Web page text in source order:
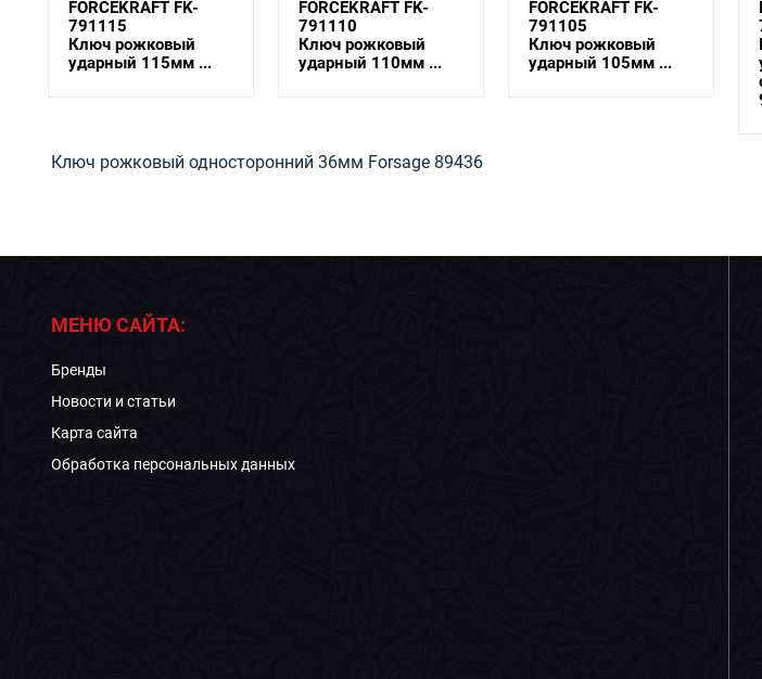
FORCEKRAFT FK-
791110
Ключ рожковый
ударный 110мм ...
FORCEKRAFT FK-
791105
Ключ рожковый
ударный 105мм ...
FORCEKRAFT FK-
79195
Ключ рожковый
ударный
Ключ рожковый односторонний 36мм Forsage 89436
МЕНЮ САЙТА:
Бренды
Новости и статьи
Карта сайта
Обработка персональных данных